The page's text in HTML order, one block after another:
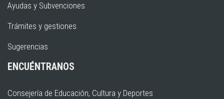
Ayudas y Subvenciones
Trámites y gestiones
Sugerencias
ENCUÉNTRANOS
Consejería de Educación, Cultura y Deportes